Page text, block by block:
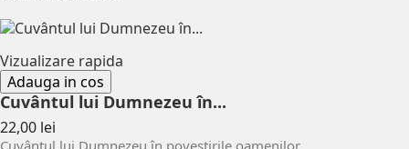
Vizualizare rapida
Adauga in cos
Cuvântul lui Dumnezeu în...
22,00 lei
Cuvântul lui Dumnezeu în povestirile oamenilor